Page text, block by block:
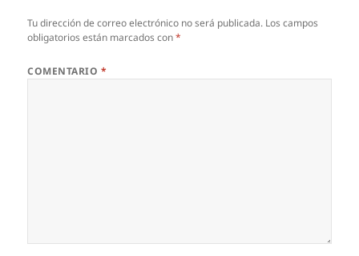
Tu dirección de correo electrónico no será publicada. Los campos
obligatorios están marcados con*
COMENTARIO *